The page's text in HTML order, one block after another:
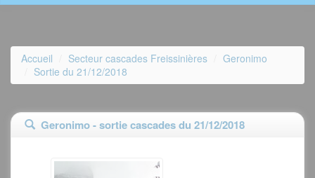
Accueil Secteur cascades Freissinières
Geronimo
Sortie du 21/12/2018
Geronimo - sortie cascades du 21/12/2018